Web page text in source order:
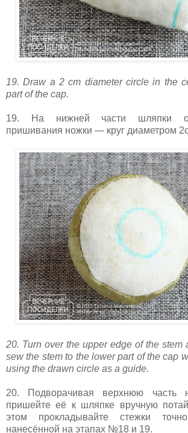
19. Draw a 2 cm diameter circle in the
part of the cap.
19. На нижней части шляпки
пришивания ножки — круг диаметром
20. Turn over the upper edge of the stem
sew the stem to the lower part of the cap
using the drawn circle as a guide.
20. Подворачивая верхнюю часть
пришейте её к шляпке вручную
этом прокладывайте стежки
нанесённой на этапах №18 и 19.